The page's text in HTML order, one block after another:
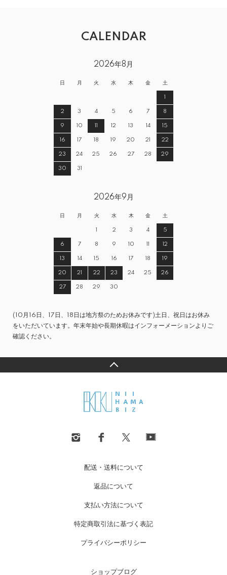
CALENDAR
2026年8月
日 月 火 水 木 金 土
1
2 3 4 5 6 7 8
9 10 11 12 13 14 15
16 17 18 19 20 21 22
23 24 25 26 27 28 29
30 31
2026年9月
日 月 火 水 木 金 土
1 2 3 4 5
6 7 8 9 10 11 12
13 14 15 16 17 18 19
20 21 22 23 24 25 26
27 28 29 30
(10月16日、17日、18日は地方祭のためお休みです)土日、祝日はお休み
をいただいています。年末年始や長期休暇はインフォーメーションよりご
確認ください。
配送・送料について
返品について
支払い方法について
特定商取引法に基づく表記
プライバシーポリシー
ショップブログ